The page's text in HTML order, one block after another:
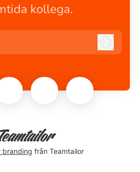
kollega.
branding från Teamtailor